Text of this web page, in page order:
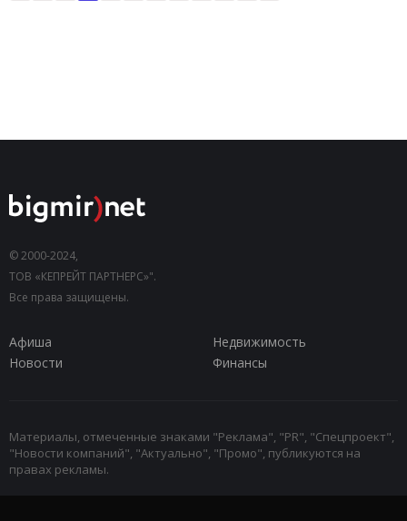
© 2000-2024,
ТОВ «КЕПРЕЙТ ПАРТНЕРС»".
Все права защищены.
Афиша
Недвижимость
Новости
Финансы
Материалы, отмеченные знаками "Реклама", "PR", "Спецпроект",
"Новости компаний", "Актуально", "Промо", публикуются на
правах рекламы.